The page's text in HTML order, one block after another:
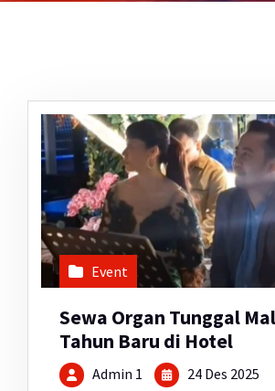
Event
Sewa Organ Tunggal
Tahun Baru di Hotel
Admin 1 24 Des 2025